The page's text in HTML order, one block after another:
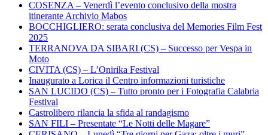
COSENZA – Venerdì l’evento conclusivo della mostra
itinerante Archivio Mabos
BOCCHIGLIERO: serata conclusiva del Memories Film Fest
2025
TERRANOVA DA SIBARI (CS) – Successo per Vespa in
Moto
CIVITA (CS) – L’Onirika Festival
Inaugurato a Lorica il Centro informazioni turistiche
SAN LUCIDO (CS) – Tutto pronto per i Fotografia Calabria
Festival
Castrolibero rilancia la sfida al randagismo
SAN FILI – Presentate “Le Notti delle Magare”